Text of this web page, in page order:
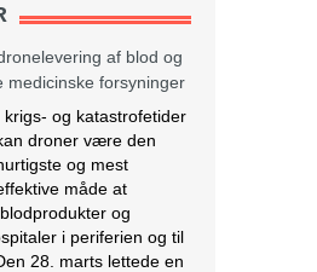
af blod og
medicinske forsyninger
krigs- og katastrofetider
droner være den
og mest
måde at
og
i periferien og til
28. marts lettede en